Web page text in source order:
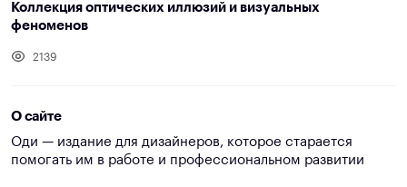
Коллекция оптических иллюзий и визуальных
феноменов
2139
О сайте
Оди — издание для дизайнеров, которое старается
помогать им в работе и профессиональном развитии